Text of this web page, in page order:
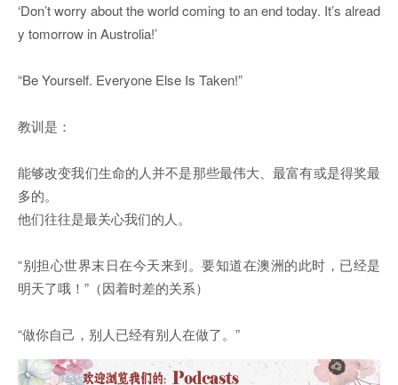
‘Don’t worry about the world coming to an end today. It’s alread
y tomorrow in Austrolia!’
“Be Yourself. Everyone Else Is Taken!”
教训是：
能够改变我们生命的人并不是那些最伟大、最富有或是得奖最
多的。
他们往往是最关心我们的人。
“别担心世界末日在今天来到。要知道在澳洲的此时，已经是
明天了哦！”（因着时差的关系）
“做你自己，别人已经有别人在做了。”